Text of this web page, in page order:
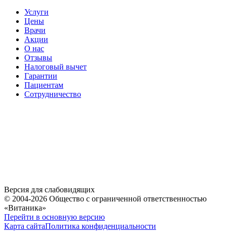
Услуги
Цены
Врачи
Акции
О нас
Отзывы
Налоговый вычет
Гарантии
Пациентам
Сотрудничество
Версия для слабовидящих
© 2004-2026 Общество с ограниченной ответственностью
«Витаника»
Перейти в основную версию
Карта сайтаПолитика конфиденциальности